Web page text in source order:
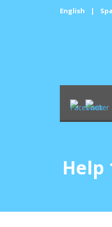
English |
Help